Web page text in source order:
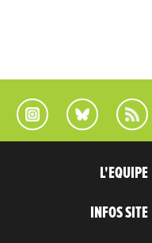
L'EQUIPE
INFOS SITE